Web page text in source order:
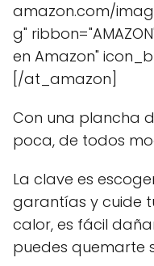
amazon.com/
g"
en Amazon"
[/at_amazon]
Con una plancha
poca, de todos
La clave es
garantías y cuide
calor, es fácil
puedes quemarte